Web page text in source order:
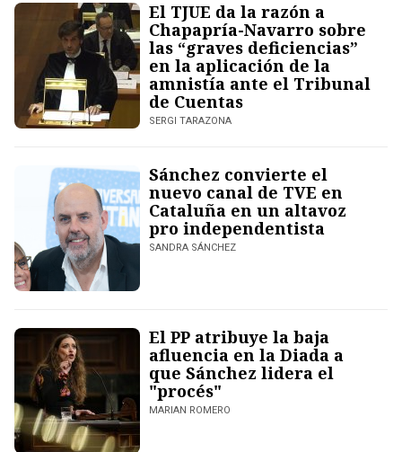
El TJUE da la razón a
Chapapría-Navarro sobre
las “graves deficiencias”
en la aplicación de la
amnistía ante el Tribunal
de Cuentas
SERGI TARAZONA
Sánchez convierte el
nuevo canal de TVE en
Cataluña en un altavoz
pro independentista
SANDRA SÁNCHEZ
El PP atribuye la baja
afluencia en la Diada a
que Sánchez lidera el
"procés"
MARIAN ROMERO